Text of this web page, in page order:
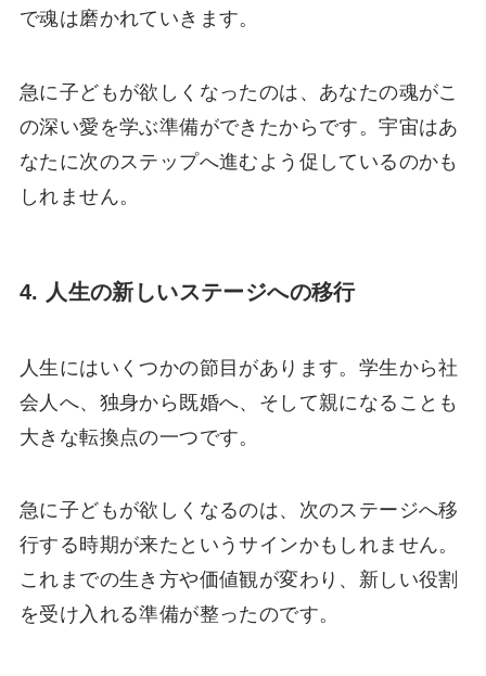
で魂は磨かれていきます。
急に子どもが欲しくなったのは、あなたの魂がこ
の深い愛を学ぶ準備ができたからです。宇宙はあ
なたに次のステップへ進むよう促しているのかも
しれません。
4. 人生の新しいステージへの移行
人生にはいくつかの節目があります。学生から社
会人へ、独身から既婚へ、そして親になることも
大きな転換点の一つです。
急に子どもが欲しくなるのは、次のステージへ移
行する時期が来たというサインかもしれません。
これまでの生き方や価値観が変わり、新しい役割
を受け入れる準備が整ったのです。